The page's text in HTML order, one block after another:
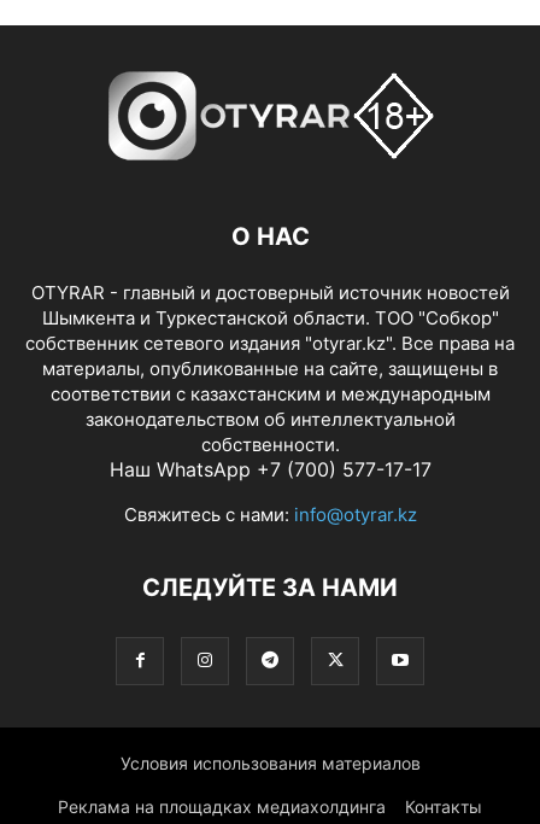
О НАС
OTYRAR - главный и достоверный источник новостей
Шымкента и Туркестанской области. ТОО "Собкор"
собственник сетевого издания "otyrar.kz". Все права на
материалы, опубликованные на сайте, защищены в
соответствии с казахстанским и международным
законодательством об интеллектуальной
собственности.
Наш WhatsApp +7 (700) 577-17-17
Свяжитесь с нами: info@otyrar.kz
СЛЕДУЙТЕ ЗА НАМИ
Условия использования материалов
Реклама на площадках медиахолдинга Контакты